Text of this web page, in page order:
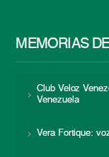
MEMORIAS
Club Veloz
Venezuela
Vera Fortique: